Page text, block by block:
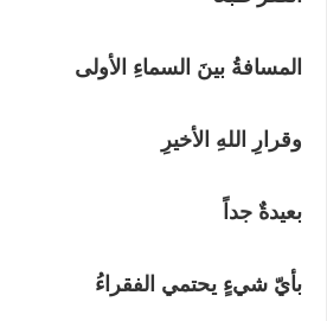
المسافةُ بينَ السماءِ الأولى
وقرارِ اللهِ الأخيرِ
بعيدةٌ جداً
بأيّ شيءٍ يحتمي الفقراءُ